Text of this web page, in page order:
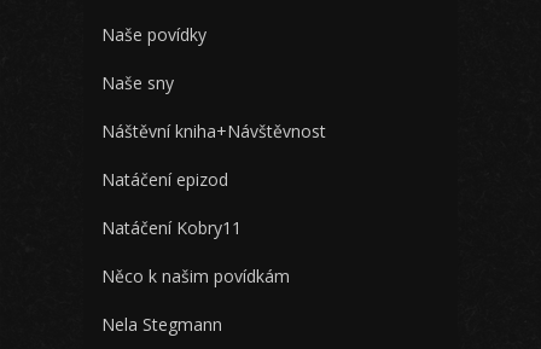
Naše povídky
Naše sny
Náštěvní kniha+Návštěvnost
Natáčení epizod
Natáčení Kobry11
Něco k našim povídkám
Nela Stegmann